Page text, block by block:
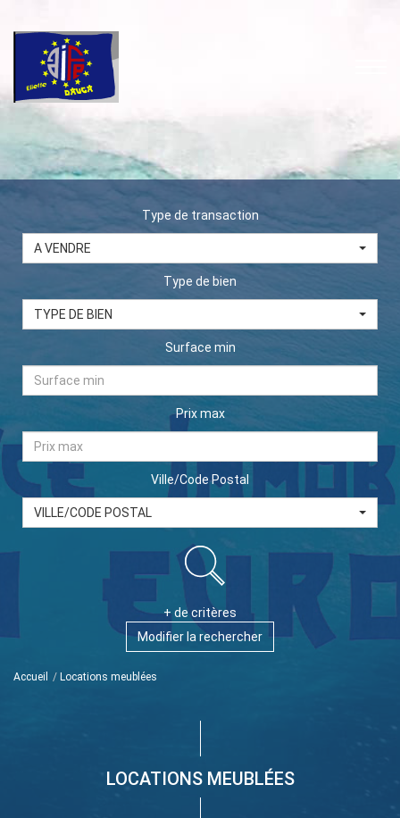
Type de transaction
A VENDRE
Type de bien
TYPE DE BIEN
Surface min
Prix max
Ville/Code Postal
VILLE/CODE POSTAL
+ de critères
Modifier la rechercher
Accueil Locations meublées
LOCATIONS MEUBLÉES